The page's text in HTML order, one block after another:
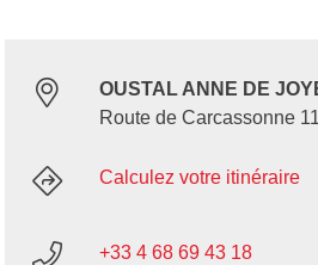
OUSTAL ANNE DE
Route de Carcassonne
Calculez votre itinéraire
+33 4 68 69 43 18